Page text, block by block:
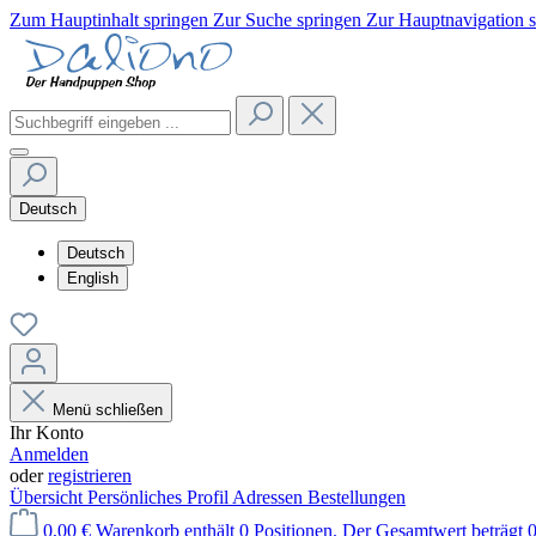
Zum Hauptinhalt springen Zur Suche springen Zur Hauptnavigation
Deutsch
Deutsch
English
Menü schließen
Ihr Konto
Anmelden
oderregistrieren
Übersicht Persönliches Profil Adressen Bestellungen
0,00 € Warenkorb enthält 0 Positionen. Der Gesamtwert beträgt